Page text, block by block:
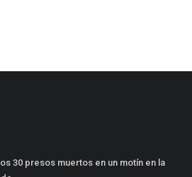
30 presos muertos en un motín en la